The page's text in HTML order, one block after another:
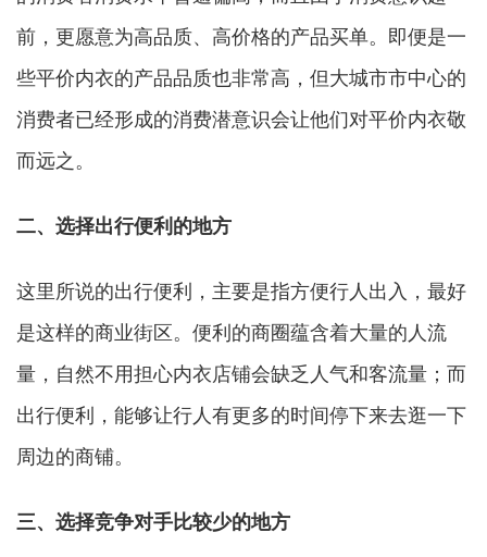
前，更愿意为高品质、高价格的产品买单。即便是一
些平价内衣的产品品质也非常高，但大城市市中心的
消费者已经形成的消费潜意识会让他们对平价内衣敬
而远之。
二、选择出行便利的地方
这里所说的出行便利，主要是指方便行人出入，最好
是这样的商业街区。便利的商圈蕴含着大量的人流
量，自然不用担心内衣店铺会缺乏人气和客流量；而
出行便利，能够让行人有更多的时间停下来去逛一下
周边的商铺。
三、选择竞争对手比较少的地方